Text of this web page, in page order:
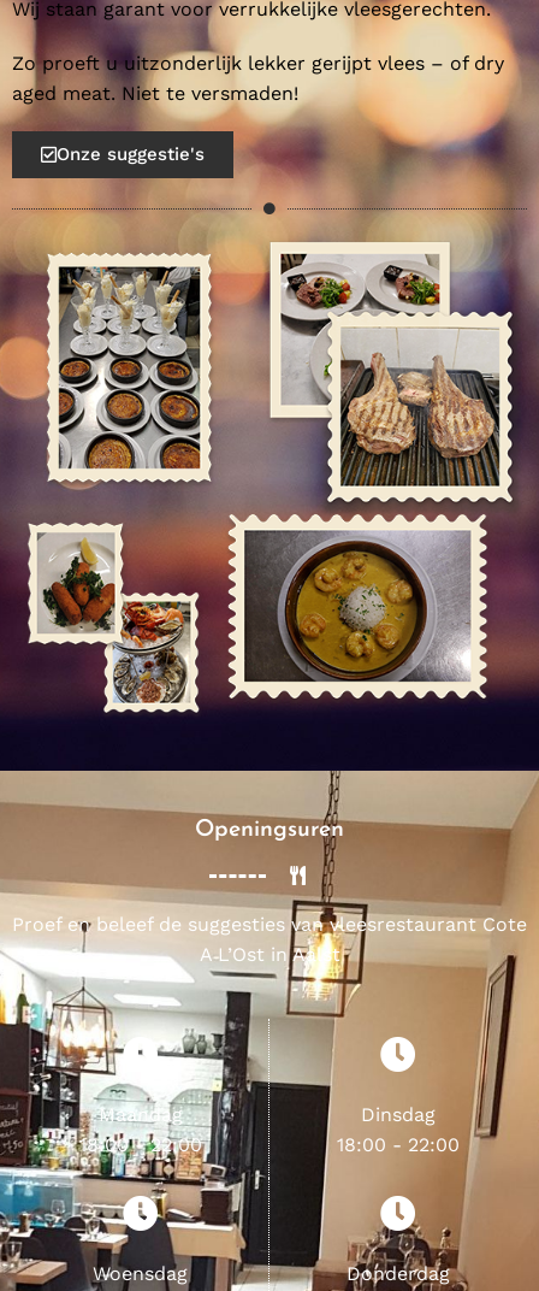
Wij staan garant voor verrukkelijke vleesgerechten.
Zo proeft u uitzonderlijk lekker gerijpt vlees – of dry
aged meat. Niet te versmaden!
Onze suggestie's
Openingsuren
Proef en beleef de suggesties van vleesrestaurant Cote
A L’Ost in Aalst
Maandag
18:00 - 22:00
Dinsdag
18:00 - 22:00
Woensdag
Donderdag